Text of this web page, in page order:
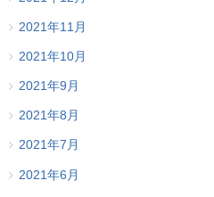
2021年11月
2021年10月
2021年9月
2021年8月
2021年7月
2021年6月